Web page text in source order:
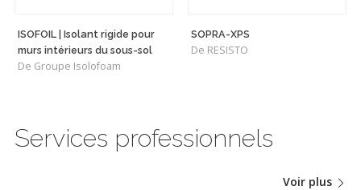
ISOFOIL | Isolant rigide pour
murs intérieurs du sous-sol
De Groupe Isolofoam
SOPRA-XPS
De RESISTO
Services professionnels
Voir plus